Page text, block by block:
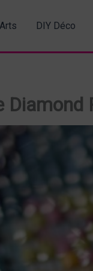
DIY Déco
Diamond